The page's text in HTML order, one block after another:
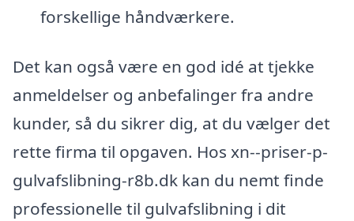
forskellige håndværkere.
Det kan også være en god idé at tjekke
anmeldelser og anbefalinger fra andre
kunder, så du sikrer dig, at du vælger det
rette firma til opgaven. Hos xn--priser-p-
gulvafslibning-r8b.dk kan du nemt finde
professionelle til gulvafslibning i dit